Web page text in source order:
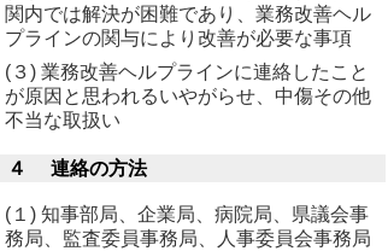
関内では解決が困難であり、業務改善ヘル
プラインの関与により改善が必要な事項
(３) 業務改善ヘルプラインに連絡したこと
が原因と思われるいやがらせ、中傷その他
不当な取扱い
４ 連絡の方法
(１) 知事部局、企業局、病院局、県議会事
務局、監査委員事務局、人事委員会事務局